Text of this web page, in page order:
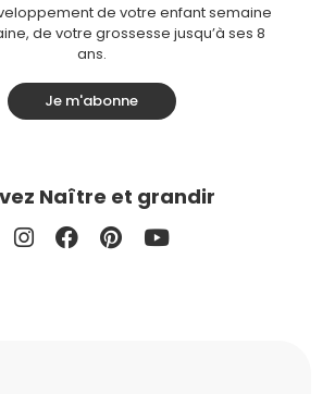
de votre enfant semaine
de votre grossesse jusqu’à ses 8
ans.
Je m'abonne
Naître et grandir